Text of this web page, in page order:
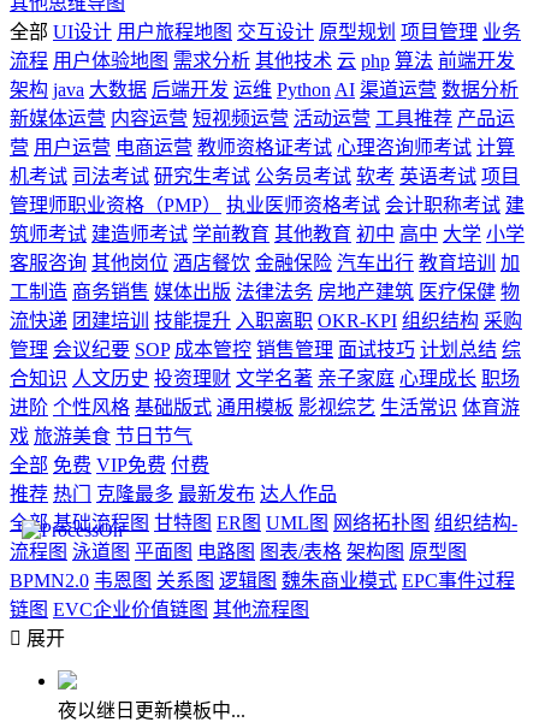
全部 UI设计 用户旅程地图 交互设计 原型规划 项目管理 业务
流程 用户体验地图 需求分析 其他技术 云 php 算法 前端开发
架构 java 大数据 后端开发 运维 Python AI 渠道运营 数据分析
新媒体运营 内容运营 短视频运营 活动运营 工具推荐 产品运
营 用户运营 电商运营 教师资格证考试 心理咨询师考试 计算
机考试 司法考试 研究生考试 公务员考试 软考 英语考试 项目
管理师职业资格（PMP）
执业医师资格考试 会计职称考试 建
筑师考试 建造师考试 学前教育 其他教育 初中 高中 大学 小学
客服咨询 其他岗位 酒店餐饮 金融保险 汽车出行 教育培训
加
工制造 商务销售 媒体出版 法律法务 房地产建筑 医疗保健 物
流快递 团建培训 技能提升 入职离职 OKR-KPI 组织结构 采购
管理 会议纪要 SOP 成本管控 销售管理 面试技巧 计划总结 综
合知识 人文历史 投资理财 文学名著 亲子家庭 心理成长 职场
进阶 个性风格 基础版式 通用模板 影视综艺 生活常识 体育游
戏 旅游美食 节日节气
全部 免费 VIP免费 付费
推荐 热门 克隆最多 最新发布 达人作品
全部 基础流程图 甘特图 ER图 UML图 网络拓扑图 组织结构-
流程图 泳道图 平面图 电路图 图表/表格 架构图 原型图
BPMN2.0 韦恩图 关系图 逻辑图 魏朱商业模式 EPC事件过程
链图 EVC企业价值链图 其他流程图
 展开
夜以继日更新模板中...